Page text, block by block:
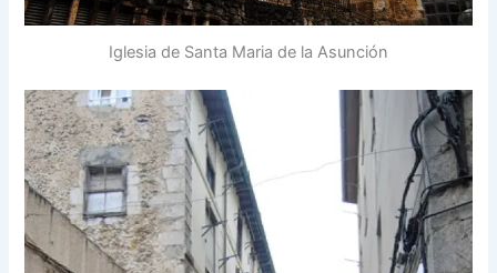
Iglesia de Santa Maria de la Asunción